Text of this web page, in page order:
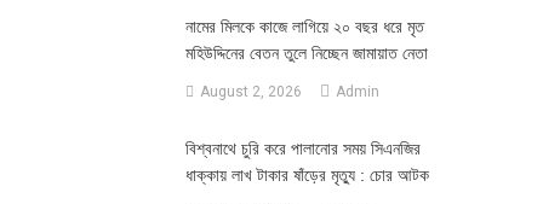
নামের মিলকে কাজে লাগিয়ে ২০ বছর ধরে মৃত
মহিউদ্দিনের বেতন তুলে নিচ্ছেন জামায়াত নেতা
August 2, 2026 Admin
‎বিশ্বনাথে চুরি করে পালানোর সময় সিএনজির
ধাক্কায় লাখ টাকার ষাঁড়ের মৃত্যু : চোর আটক